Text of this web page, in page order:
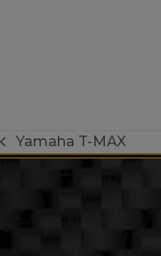
previous
Yamaha T-MAX